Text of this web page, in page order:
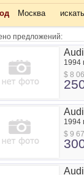
Москва
предложений:
Audi
100
2.8
1994
$ 8
Audi
100
2.8
1994
$ 9